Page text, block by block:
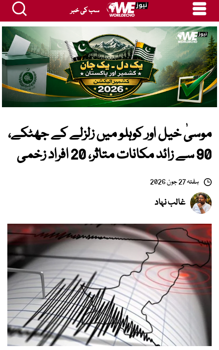
سب کی خبر
موسیٰ خیل اور کوہلو میں زلزلے کے جھٹکے،
90 سے زائد مکانات متاثر، 20 افراد زخمی
ہفتہ 27 جون 2026
غالب نہاد